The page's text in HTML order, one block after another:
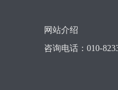
网站介绍
咨询电话：010-